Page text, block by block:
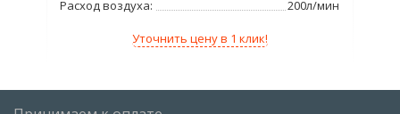
Расход воздуха:
200л/мин
Уточнить цену в 1 клик!